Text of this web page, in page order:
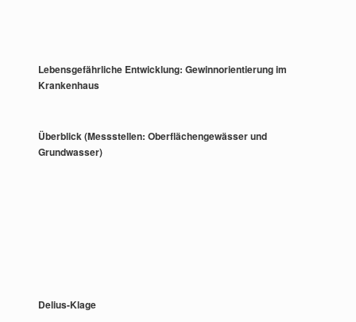
Lebensgefährliche Entwicklung: Gewinnorientierung im
Krankenhaus
Überblick (Messstellen: Oberflächengewässer und
Grundwasser)
Delius-Klage